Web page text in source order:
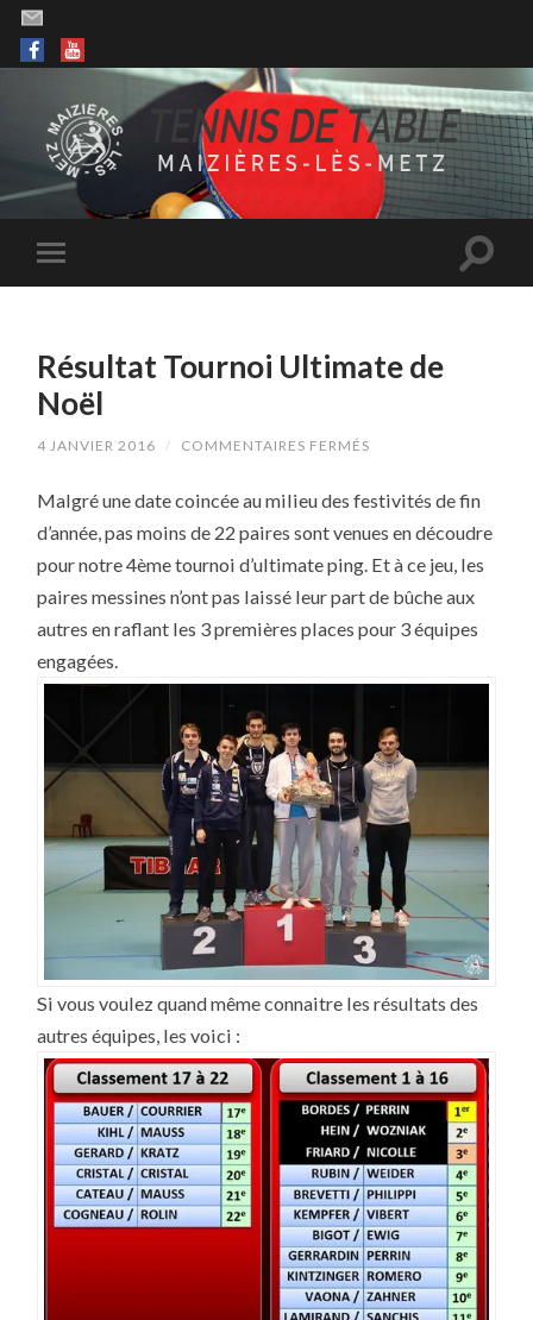
Résultat Tournoi Ultimate de
Noël
4 JANVIER 2016 / COMMENTAIRES FERMÉS
ULTIMATE
NOËL
Malgré une date coincée au milieu des festivités de fin
d’année, pas moins de 22 paires sont venues en découdre
pour notre 4ème tournoi d’ultimate ping. Et à ce jeu, les
paires messines n’ont pas laissé leur part de bûche aux
autres en raflant les 3 premières places pour 3 équipes
engagées.
Si vous voulez quand même connaitre les résultats des
autres équipes, les voici :